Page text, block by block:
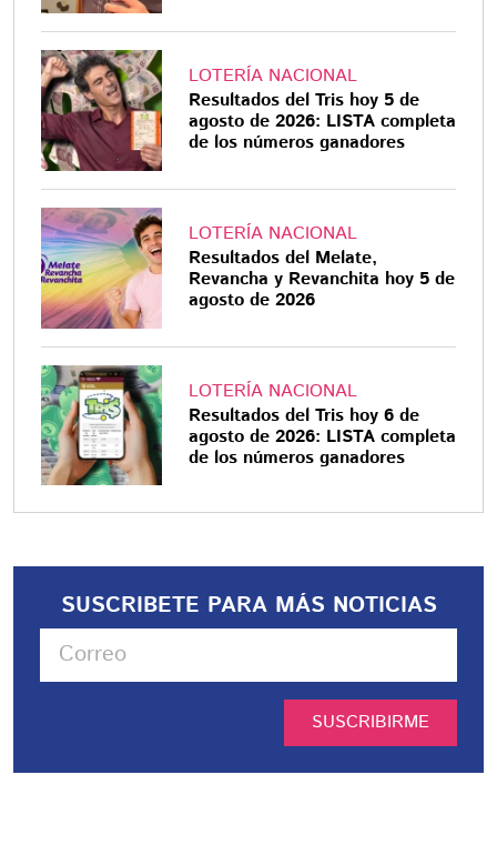
LOTERÍA NACIONAL
Resultados del Tris hoy 5 de
agosto de 2026: LISTA completa
de los números ganadores
LOTERÍA NACIONAL
Resultados del Melate,
Revancha y Revanchita hoy 5 de
agosto de 2026
LOTERÍA NACIONAL
Resultados del Tris hoy 6 de
agosto de 2026: LISTA completa
de los números ganadores
SUSCRIBETE PARA MÁS NOTICIAS
SUSCRIBIRME